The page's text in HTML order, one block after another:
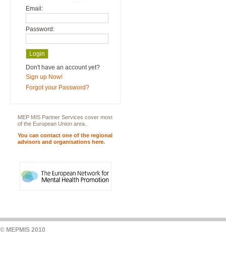
Email:
Password:
Don't have an account yet?
Sign up Now!
Forgot your Password?
MEP MIS Partner Services cover most
of the European Union area.
You can contact one of the regional
advisors and organisations here.
© MEPMIS 2010